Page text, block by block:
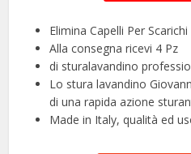
Elimina Capelli Per
Alla consegna ricevi 4 Pz
di sturalavandino
Lo stura lavandino
di una rapida azione
Made in Italy, qualità ed